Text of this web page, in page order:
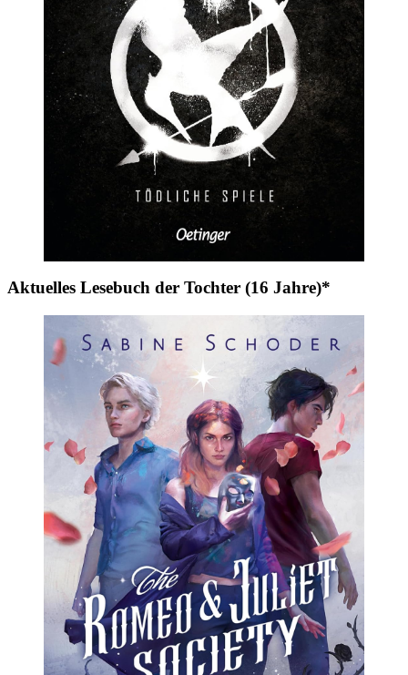
Aktuelles Lesebuch der Tochter (16 Jahre)*